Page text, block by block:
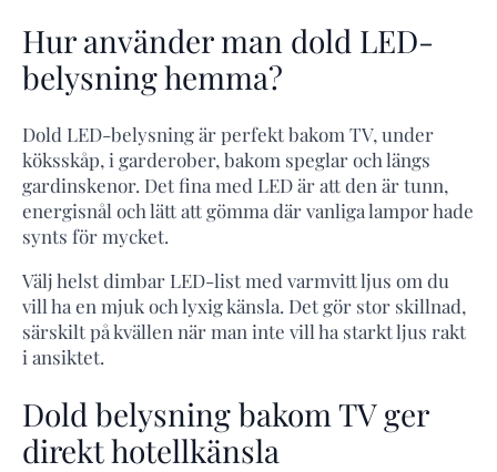
Hur använder man dold LED-
belysning hemma?
Dold LED-belysning är perfekt bakom TV, under
köksskåp, i garderober, bakom speglar och längs
gardinskenor. Det fina med LED är att den är tunn,
energisnål och lätt att gömma där vanliga lampor hade
synts för mycket.
Välj helst dimbar LED-list med varmvitt ljus om du
vill ha en mjuk och lyxig känsla. Det gör stor skillnad,
särskilt på kvällen när man inte vill ha starkt ljus rakt
i ansiktet.
Dold belysning bakom TV ger
direkt hotellkänsla